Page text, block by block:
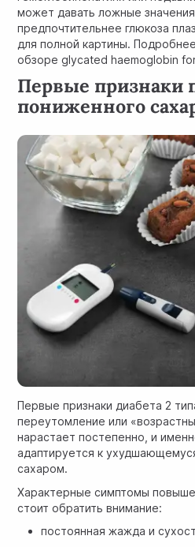
может давать ложные
предпочтительнее глюкоза
для полной картины.
обзореglycated haemoglobin
Первые признаки
пониженного
Первые признаки диабета 2
переутомление или
нарастает постепенно, и
адаптируется к
сахаром.
Характерные симптомы
стоит обратить внимание:
постоянная жажда и